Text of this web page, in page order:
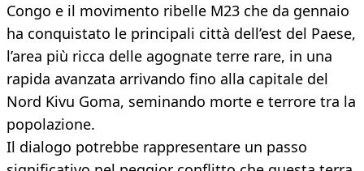
Congo e il movimento ribelle M23 che da gennaio
ha conquistato le principali città dell’est del Paese,
l’area più ricca delle agognate terre rare, in una
rapida avanzata arrivando fino alla capitale del
Nord Kivu Goma, seminando morte e terrore tra la
popolazione.
Il dialogo potrebbe rappresentare un passo